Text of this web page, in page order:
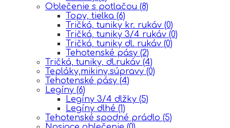
Oblečenie s potlačou (8)
Topy, tielka (6)
Tričká, tuniky kr. rukáv (0)
Tričká, tuniky 3/4 rukáv (0)
Tričká, tuniky dl. rukáv (0)
Tehotenské pásy (2)
Tričká, tuniky, dl.rukáv (4)
Tepláky,mikiny,súpravy (0)
Tehotenské pásy (4)
Legíny (6)
Legíny 3/4 dlžky (5)
Legíny dlhé (1)
Tehotenské spodné prádlo (5)